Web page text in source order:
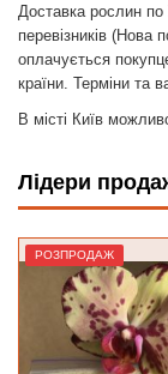
Доставка рослин по
перевізників (Нова
оплачується
країни. Терміни та
В місті Київ
Лідери
РОЗПРОДАЖ